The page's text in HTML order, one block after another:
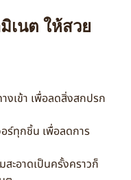
เนต ให้สวย
งเข้า เพื่อลดสิ่งสกปรก
ร์ทุกชิ้น เพื่อลดการ
สะอาดเป็นครั้งคราวก็